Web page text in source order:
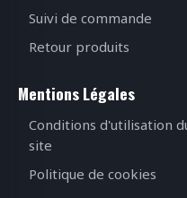
Suivi de commande
Retour produits
Mentions Légales
Conditions d'utilisation
site
Politique de cookies